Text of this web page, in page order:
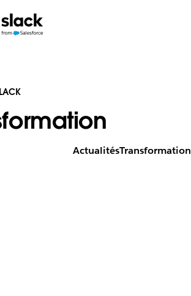
ActualitésTransformation